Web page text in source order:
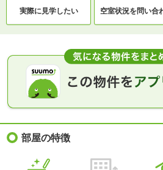
実際に見学したい 空室状況を問い合
部屋の特徴